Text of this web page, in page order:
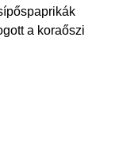
a koraőszi